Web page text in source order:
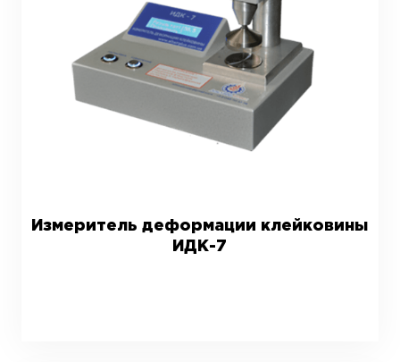
Измеритель деформации клейковины
ИДК-7